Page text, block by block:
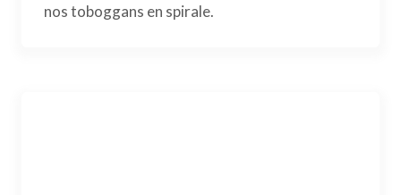
nos toboggans en spirale.